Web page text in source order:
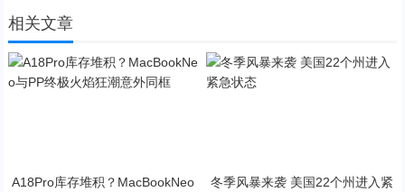
相关文章
A18Pro库存堆积？MacBookNeo
冬季风暴来袭 美国22个州进入紧